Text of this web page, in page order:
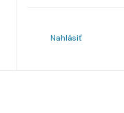
Nahlásiť